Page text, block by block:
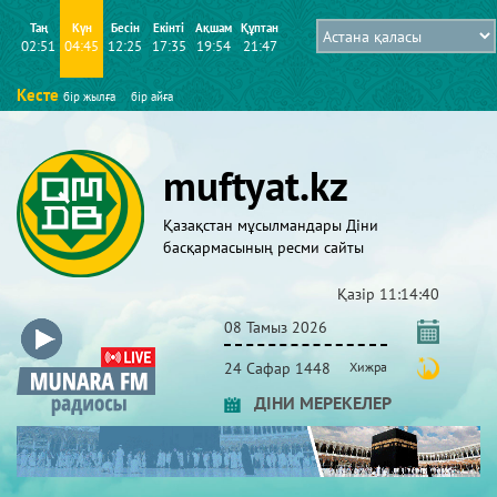
Таң
02:51
Күн
04:45
Бесін
12:25
Екінті
17:35
Ақшам
19:54
Құптан
21:47
Кесте бір жылға бір айға
muftyat.kz
Қазақстан мұсылмандары Діни
басқармасының ресми сайты
Қазір 11:14:40
08 Тамыз 2026
24 Сафар 1448 Хижра
ДІНИ МЕРЕКЕЛЕР